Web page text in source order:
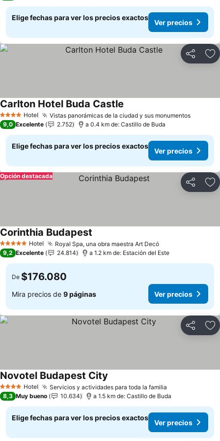
Elige fechas para ver los precios exactos
Ver precios
Compartir
4 EstrellasHotel Vistas panorámicas de la ciudad y sus monumentos
Carlton Hotel Buda Castle
9,0 Excelente 2.752 a 0.4 km de: Castillo de Buda
Elige fechas para ver los precios exactos
Ver precios
Compartir
Opción destacada
5 Estrellas Hotel Royal Spa, una obra maestra Art Decó
Corinthia Budapest
9,2 Excelente 24.814 a 1.2 km de: Estación del Este
De $176.080
Mira precios de 9 páginas Ver precios
Compartir
4 EstrellasHotel Servicios y actividades para toda la familia
Novotel Budapest City
8,3 Muy bueno 10.634 a 1.5 km de: Castillo de Buda
Elige fechas para ver los precios exactos
Ver precios